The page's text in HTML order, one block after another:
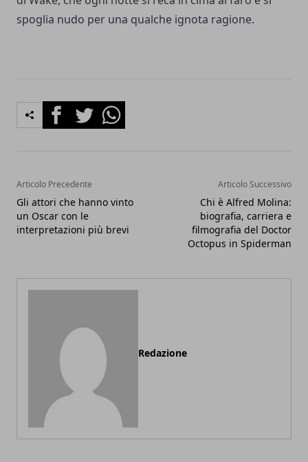
spoglia nudo per una qualche ignota ragione.
FacebookTwitterWhatsapp
Articolo Precedente
Gli attori che hanno vinto
un Oscar con le
interpretazioni più brevi
Articolo Successivo
Chi è Alfred Molina:
biografia, carriera e
filmografia del Doctor
Octopus in Spiderman
Redazione